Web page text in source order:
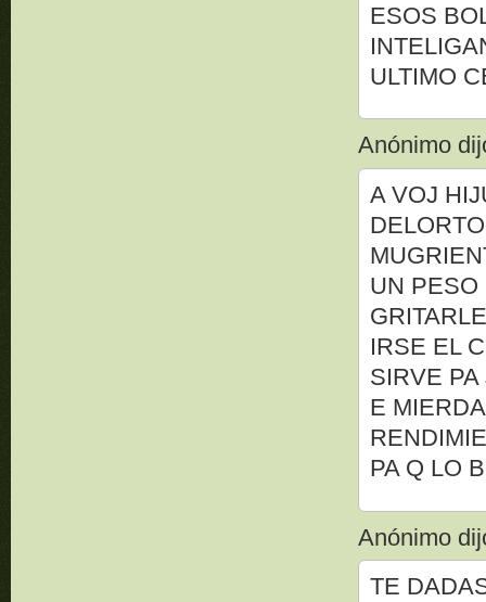
ESOS
ULTIMO
Anónimo
A VOJ
UN PESO
IRSE EL
SIRVE
E
PA Q LO
Anónimo
TE